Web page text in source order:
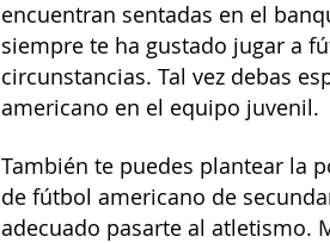
encuentran sentadas en el
siempre te ha gustado jugar a
circunstancias. Tal vez debas
americano en el equipo juvenil.
También te puedes plantear la
de fútbol americano de
adecuado pasarte al atletismo.